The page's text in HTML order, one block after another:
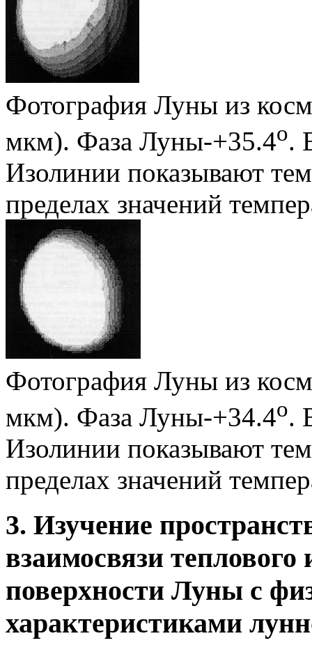
Фотография Луны из
мкм). Фаза Луны-+35.4о.
Изолинии показывают
пределах значений
Фотография Луны из
мкм). Фаза Луны-+34.4о.
Изолинии показывают
пределах значений
3. Изучение
взаимосвязи
поверхности Луны с
характеристиками